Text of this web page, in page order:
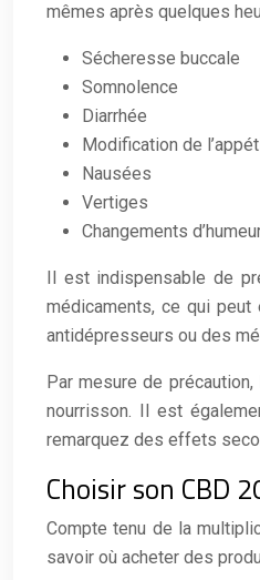
mêmes après quelques
Sécheresse buccale
Somnolence
Diarrhée
Modification de
Nausées
Vertiges
Changements
Il est indispensable de
médicaments, ce qui peut
antidépresseurs ou des
Par mesure de
nourrisson. Il est
remarquez des effets
Choisir son CBD
Compte tenu de la
savoir où acheter des